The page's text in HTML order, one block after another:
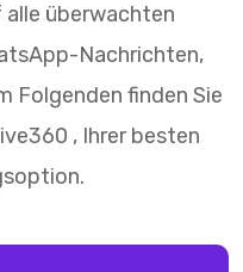
alle überwachten
Nachrichten,
Folgenden finden Sie
, Ihrer besten